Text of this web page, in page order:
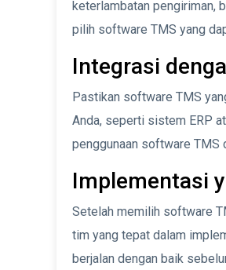
keterlambatan pengiriman,
pilih software TMS yang
Integrasi
Pastikan software TMS
Anda, seperti sistem ERP
penggunaan software TMS
Implementasi
Setelah memilih software
tim yang tepat dalam
berjalan dengan baik